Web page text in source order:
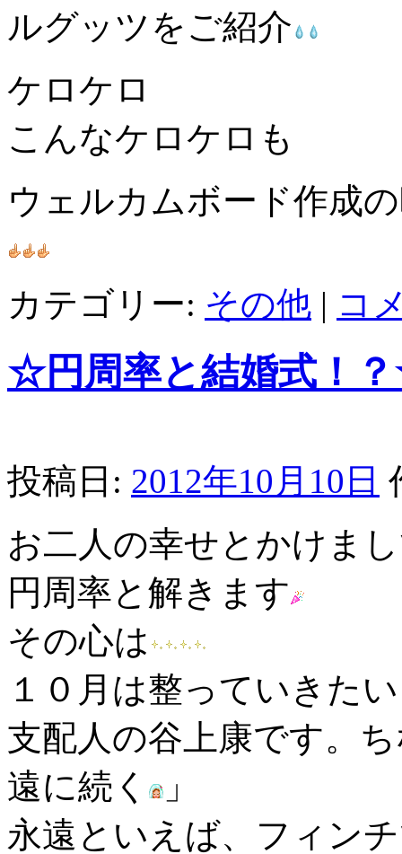
ルグッツをご紹介
ケロケロ
こんなケロケロも
ウェルカムボード作成
カテゴリー: その他 | コ
☆円周率と結婚式！
投稿日: 2012年10月10日
お二人の幸せとかけま
円周率と解きます
その心は
１０月は整っていきた
支配人の谷上康です。
遠に続く
」
永遠といえば、フィン